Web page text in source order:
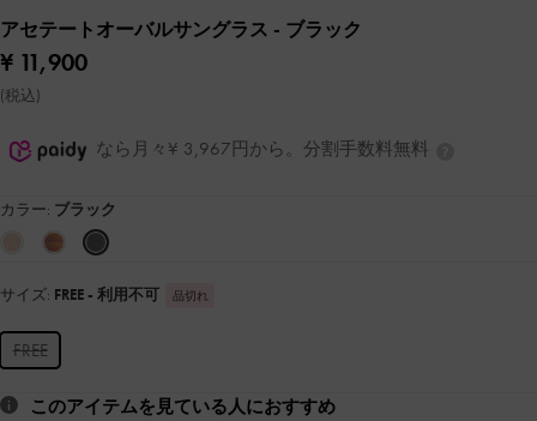
アセテートオーバルサングラス - ブラック
¥ 11,900
(税込)
なら月々¥ 3,967円から。分割手数料無料
カラー: ブラック
サイズ: FREE - 利用不可 品切れ
FREE
このアイテムを見ている人におすすめ